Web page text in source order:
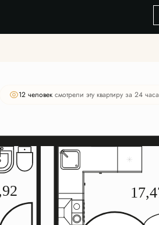
12 человек смотрели эту квартиру за 24 часа